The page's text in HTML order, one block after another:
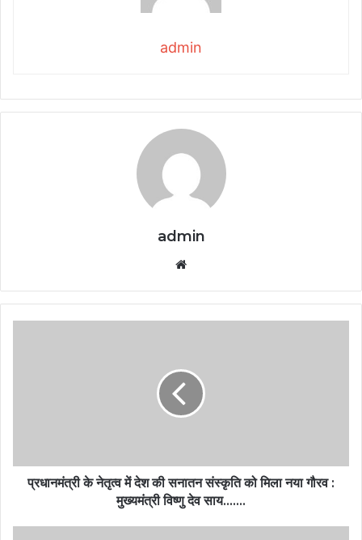
admin
admin
प्रधानमंत्री के नेतृत्व में देश की सनातन संस्कृति को मिला नया गौरव :
मुख्यमंत्री विष्णु देव साय…….